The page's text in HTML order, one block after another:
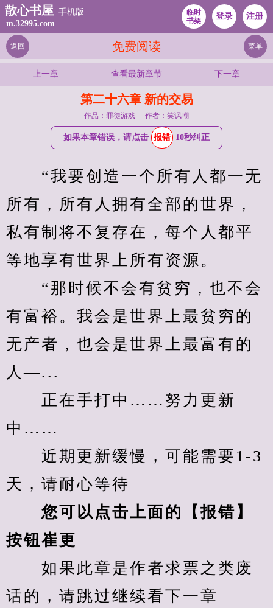
散心书屋 手机版
m.32995.com
临时
书架
登录 注册
免费阅读
返回 菜单
上一章 查看最新章节 下一章
第二十六章 新的交易
作品：罪徒游戏 作者：笑讽嘲
如果本章错误，请点击 报错 10秒纠正
“我要创造一个所有人都一无
所有，所有人拥有全部的世界，
私有制将不复存在，每个人都平
等地享有世界上所有资源。
“那时候不会有贫穷，也不会
有富裕。我会是世界上最贫穷的
无产者，也会是世界上最富有的
人—...
正在手打中……努力更新
中……
近期更新缓慢，可能需要1-3
天，请耐心等待
您可以点击上面的【报错】
按钮崔更
如果此章是作者求票之类废
话的，请跳过继续看下一章